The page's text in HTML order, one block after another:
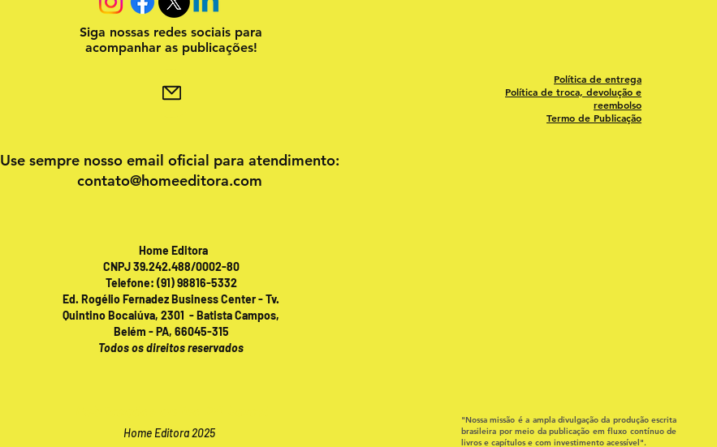
Siga nossas redes sociais para
acompanhar as publicações!
Política de entrega
Política de troca, devolução e
reembolso
Termo de Publicação
Use sempre nosso email oficial para atendimento:
contato@homeeditora.com
Home Editora
CNPJ 39.242.488/0002-80
Telefone: (91) 98816-5332
Ed. Rogélio Fernadez Business Center - Tv.
Quintino Bocaiúva, 2301 - Batista Campos,
Belém - PA, 66045-315
Todos os direitos reservados
Home Editora 2025
"Nossa missão é a ampla divulgação da produção escrita
brasileira por meio da publicação em fluxo contínuo de
livros e capítulos e com investimento acessível".